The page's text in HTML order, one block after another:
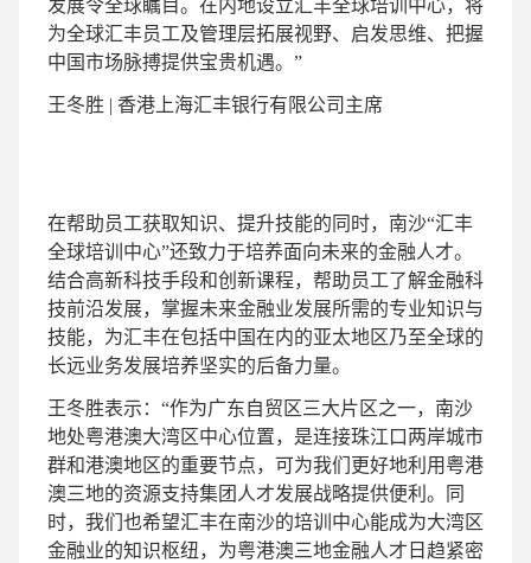
发展令全球瞩目。在内地设立汇丰全球培训中心，将
为全球汇丰员工及管理层拓展视野、启发思维、把握
中国市场脉搏提供宝贵机遇。”
王冬胜 | 香港上海汇丰银行有限公司主席
在帮助员工获取知识、提升技能的同时，南沙“汇丰
全球培训中心”还致力于培养面向未来的金融人才。
结合高新科技手段和创新课程，帮助员工了解金融科
技前沿发展，掌握未来金融业发展所需的专业知识与
技能，为汇丰在包括中国在内的亚太地区乃至全球的
长远业务发展培养坚实的后备力量。
王冬胜表示：“作为广东自贸区三大片区之一，南沙
地处粤港澳大湾区中心位置，是连接珠江口两岸城市
群和港澳地区的重要节点，可为我们更好地利用粤港
澳三地的资源支持集团人才发展战略提供便利。同
时，我们也希望汇丰在南沙的培训中心能成为大湾区
金融业的知识枢纽，为粤港澳三地金融人才日趋紧密